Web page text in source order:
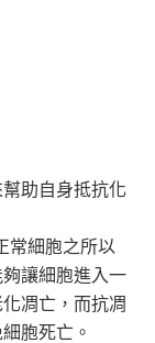
助自身抵抗化
常細胞之所以
讓細胞進入一
凋亡，而抗凋
胞死亡。